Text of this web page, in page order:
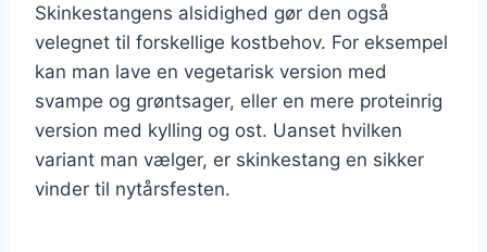
Skinkestangens alsidighed gør den også
velegnet til forskellige kostbehov. For eksempel
kan man lave en vegetarisk version med
svampe og grøntsager, eller en mere proteinrig
version med kylling og ost. Uanset hvilken
variant man vælger, er skinkestang en sikker
vinder til nytårsfesten.